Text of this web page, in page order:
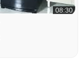
08:30